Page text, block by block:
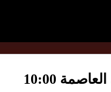
10:00